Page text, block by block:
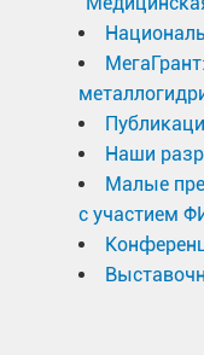
Наши
Малые
с участием